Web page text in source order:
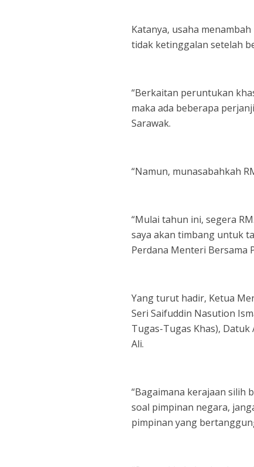
Katanya, usaha
tidak ketinggalan setelah
“Berkaitan peruntukan
maka ada beberapa
Sarawak.
“Namun, munasabahkah
“Mulai tahun ini, segera
saya akan timbang untuk
Perdana Menteri Bersama
Yang turut hadir, Ketua
Seri Saifuddin Nasution
Tugas-Tugas Khas),
Ali.
“Bagaimana kerajaan silih
soal pimpinan negara,
pimpinan yang